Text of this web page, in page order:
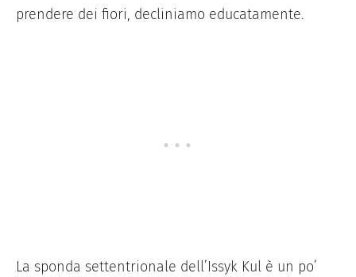
prendere dei fiori, decliniamo educatamente.
La sponda settentrionale dell’Issyk Kul è un po’